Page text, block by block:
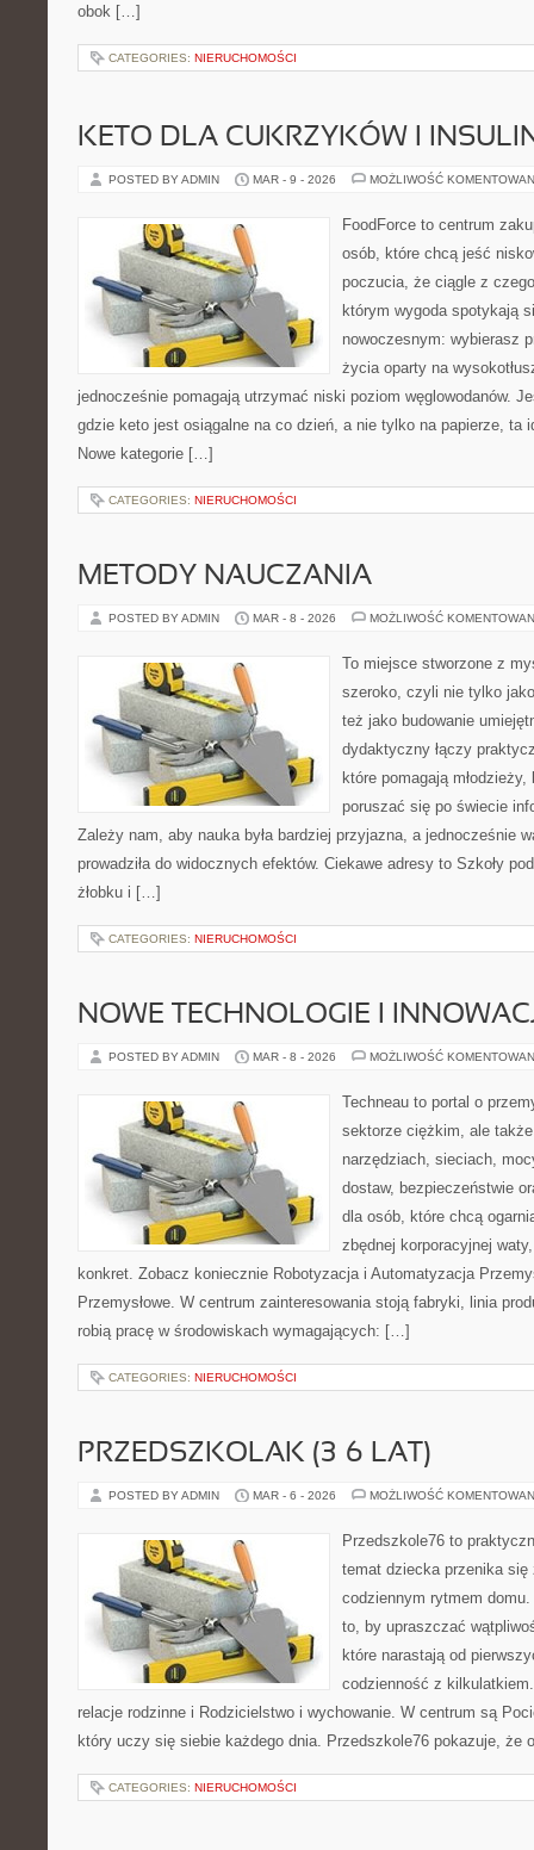
obok […]
CATEGORIES: NIERUCHOMOŚCI
KETO DLA CUKRZYKÓW I
POSTED BY ADMIN MAR - 9 - 2026 MOŻLIWOŚĆ
FoodForce to centrum
osób, które chcą jeść
poczucia, że ciągle z
którym wygoda spotykają
nowoczesnym: wybierasz
życia oparty na
jednocześnie pomagają utrzymać niski poziom węglowodanów.
gdzie keto jest osiągalne na co dzień, a nie tylko na papierze, ta
Nowe kategorie […]
CATEGORIES: NIERUCHOMOŚCI
METODY NAUCZANIA
POSTED BY ADMIN MAR - 8 - 2026 MOŻLIWOŚĆ
To miejsce stworzone z
szeroko, czyli nie tylko
też jako budowanie
dydaktyczny łączy
które pomagają
poruszać się po świecie
Zależy nam, aby nauka była bardziej przyjazna, a jednocześnie
prowadziła do widocznych efektów. Ciekawe adresy to Szkoły
żłobku i […]
CATEGORIES: NIERUCHOMOŚCI
NOWE TECHNOLOGIE I
POSTED BY ADMIN MAR - 8 - 2026 MOŻLIWOŚĆ
Techneau to portal o
sektorze ciężkim, ale
narzędziach, sieciach,
dostaw, bezpieczeństwie
dla osób, które chcą
zbędnej korporacyjnej
konkret. Zobacz koniecznie Robotyzacja i Automatyzacja
Przemysłowe. W centrum zainteresowania stoją fabryki, linia
robią pracę w środowiskach wymagających: […]
CATEGORIES: NIERUCHOMOŚCI
PRZEDSZKOLAK (3–6 LAT)
POSTED BY ADMIN MAR - 6 - 2026 MOŻLIWOŚĆ
Przedszkole76 to
temat dziecka przenika
codziennym rytmem
to, by upraszczać
które narastają od
codzienność z
relacje rodzinne i Rodzicielstwo i wychowanie. W centrum są
który uczy się siebie każdego dnia. Przedszkole76 pokazuje,
CATEGORIES: NIERUCHOMOŚCI